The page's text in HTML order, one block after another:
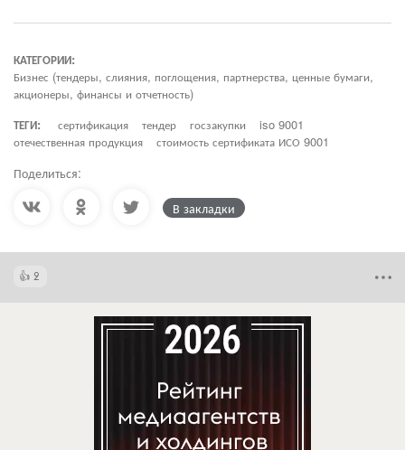
КАТЕГОРИИ:
Бизнес (тендеры, слияния, поглощения, партнерства, ценные бумаги,
акционеры, финансы и отчетность)
ТЕГИ:
сертификация тендер госзакупки
iso 9001
отечественная продукция
стоимость сертификата ИСО 9001
Поделиться:
В закладки
2